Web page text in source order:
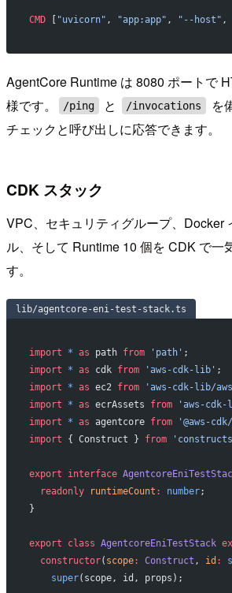
CMD [ "uvicorn" , "app:app" , "--host" ,
AgentCore Runtime は 8080 ポートで
様です。
/ping と /invocations
を
チェックと呼び出しに応答できます。
CDK スタック
VPC、セキュリティグループ、Docker
ル、そして Runtime 10 個を CDK で一
す。
lib/agentcore-eni-test-stack.ts
import * as path from 'path' ;
import * as cdk from 'aws-cdk-lib' ;
import * as ec2 from 'aws-cdk-lib/
import * as ecrAssets from 'aws-cdk-
import * as agentcore from '@aws-
import { Construct } from
export interface
  readonly
runtimeCount : number;
}
export class AgentcoreEniTestStack
  constructor
( scope: Construct , id :
    super
(scope, id, props);